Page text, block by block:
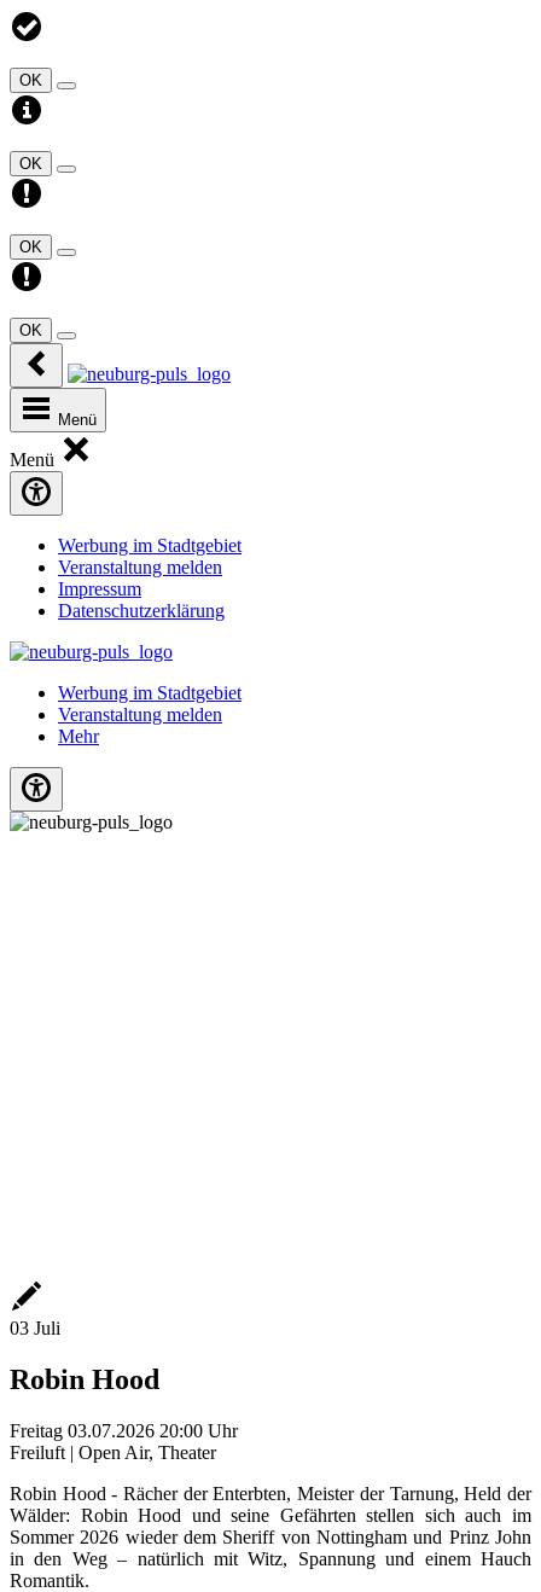
OK
OK
OK
OK
Menü
Menü
Werbung im Stadtgebiet
Veranstaltung melden
Impressum
Datenschutzerklärung
Werbung im Stadtgebiet
Veranstaltung melden
Mehr
03 Juli
Robin Hood
Freitag 03.07.2026 20:00 Uhr
Freiluft | Open Air, Theater
Robin Hood - Rächer der Enterbten, Meister der Tarnung, Held der
Wälder: Robin Hood und seine Gefährten stellen sich auch im
Sommer 2026 wieder dem Sheriff von Nottingham und Prinz John
in den Weg – natürlich mit Witz, Spannung und einem Hauch
Romantik.